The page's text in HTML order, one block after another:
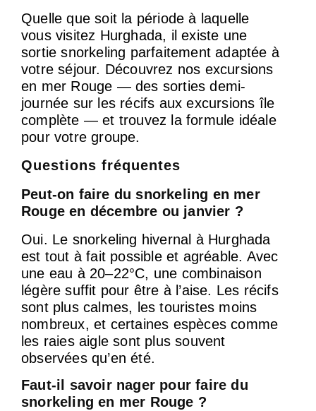
Quelle que soit la période à laquelle
vous visitez Hurghada, il existe une
sortie snorkeling parfaitement adaptée à
votre séjour. Découvrez nos excursions
en mer Rouge — des sorties demi-
journée sur les récifs aux excursions île
complète — et trouvez la formule idéale
pour votre groupe.
Questions fréquentes
Peut-on faire du snorkeling en mer
Rouge en décembre ou janvier ?
Oui. Le snorkeling hivernal à Hurghada
est tout à fait possible et agréable. Avec
une eau à 20–22°C, une combinaison
légère suffit pour être à l’aise. Les récifs
sont plus calmes, les touristes moins
nombreux, et certaines espèces comme
les raies aigle sont plus souvent
observées qu’en été.
Faut-il savoir nager pour faire du
snorkeling en mer Rouge ?